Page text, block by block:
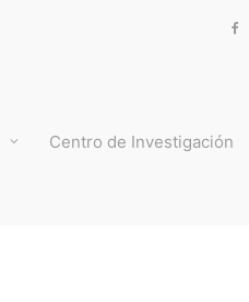
Centro de Investigación